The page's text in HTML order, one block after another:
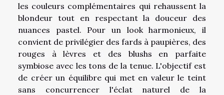
les couleurs complémentaires qui rehaussent la
blondeur tout en respectant la douceur des
nuances pastel. Pour un look harmonieux, il
convient de privilégier des fards à paupières, des
rouges à lèvres et des blushs en parfaite
symbiose avec les tons de la tenue. L'objectif est
de créer un équilibre qui met en valeur le teint
sans concurrencer l'éclat naturel de la